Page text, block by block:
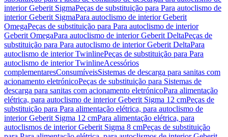
interior Geberit SigmaPeças de substituição para Para autoclismo de
interior Geberit SigmaPara autoclismo de interior Geberit
OmegaPeças de substituição para Para autoclismo de interior
Geberit OmegaPara autoclismo de interior Geberit DeltaPeças de
substituição para Para autoclismo de interior Geberit DeltaPara
autoclismo de interior TwinlinePeças de substituição para Para
autoclismo de interior TwinlineAcessórios
complementaresConsumíveisSistemas de descarga para sanitas com
acionamento eletrónicoPeças de substituição para Sistemas de
descarga para sanitas com acionamento eletrónicoPara alimentação
elétrica, para autoclismo de interior Geberit Sigma 12 cmPeças de
substituição para Para alimentação elétrica, para autoclismo de
interior Geberit Sigma 12 cmPara alimentação elétrica, para
autoclismos de interior Geberit Sigma 8 cmPeças de substituição